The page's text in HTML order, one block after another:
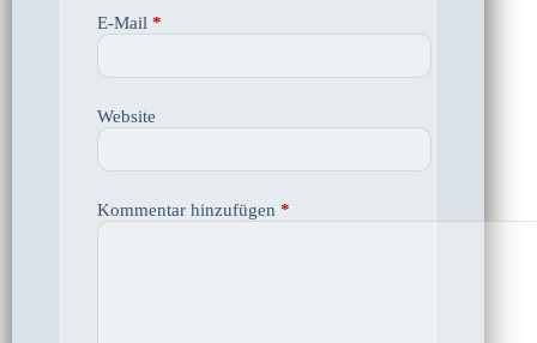
E-Mail *
Website
Kommentar hinzufügen *